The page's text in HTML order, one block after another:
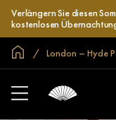
Verlängern Sie diesen
kostenlosen
In der Welt zu Hause
London – Hyde